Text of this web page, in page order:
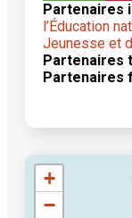
Partenaires
l’Éducation
Jeunesse et
Partenaires
Partenaires
+
−